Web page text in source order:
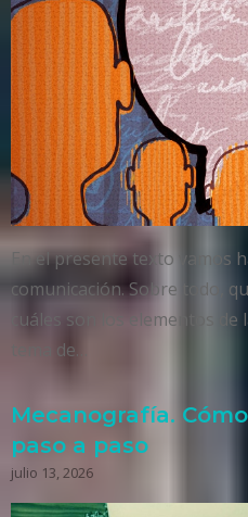
En el presente texto vamos
comunicación. Sobre todo,
cuáles son los elementos
tema de…
Mecanografía.
paso a paso
julio 13, 2026